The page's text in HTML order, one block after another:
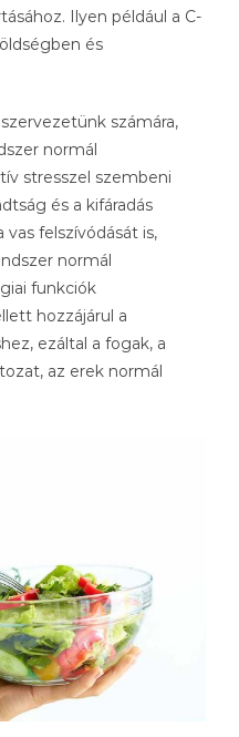
Ilyen például a C-
és
számára,
normál
stresszel szembeni
és a kifáradás
felszívódását is,
normál
funkciók
hozzájárul a
ezáltal a fogak, a
az erek normál